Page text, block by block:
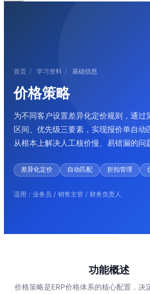
首页 / 学习资料 / 基础信息
价格策略
为不同客户设置差异化定价规则，通过
区间、优先级三要素，实现报价单自动
从根本上解决人工核价慢、易错漏的问
差异化定价 自动匹配 折扣管理
适用：业务员 / 销售主管 / 财务负责人
功能概述
价格策略是ERP价格体系的核心配置，决